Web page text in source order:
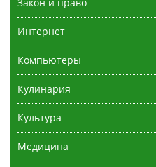
Интернет
Компьютеры
Кулинария
Культура
Медицина